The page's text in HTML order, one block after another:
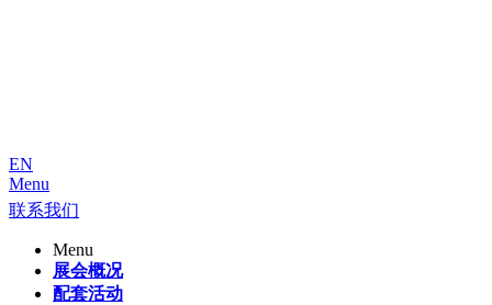
EN
Menu
联系我们
Menu
展会概况
配套活动